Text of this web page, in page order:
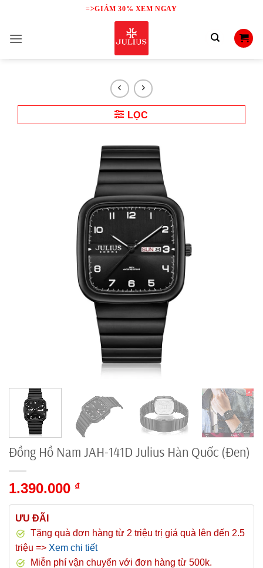
content
=>GIẢM 30% XEM NGAY
LỌC
Đồng Hồ Nam JAH-141D Julius Hàn Quốc (Đen)
1.390.000 ₫
ƯU ĐÃI
Tặng quà đơn hàng từ 2 triệu trị giá quà lên đến 2.5
triệu => Xem chi tiết
Miễn phí vận chuyển với đơn hàng từ 500k.